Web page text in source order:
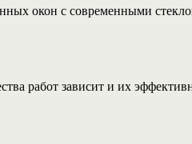
окон с современными
работ зависит и их